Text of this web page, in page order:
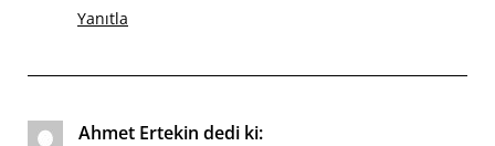
Yanıtla
Ahmet Ertekin dedi ki: